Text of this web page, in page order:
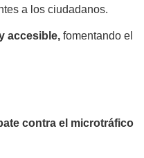
a los ciudadanos.
accesible, fomentando el
contra el microtráfico